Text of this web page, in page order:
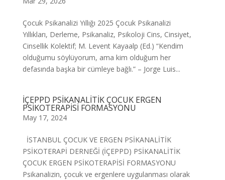
Çocuk Psikanalizi Yıllığı 2025 Çocuk Psikanalizi
Yıllıkları, Derleme, Psikanaliz, Psikoloji Cins, Cinsiyet,
Cinsellik Kolektif; M. Levent Kayaalp (Ed.) “Kendim
olduğumu söylüyorum, ama kim olduğum her
defasında başka bir cümleye bağlı.” – Jorge Luis...
İÇEPPD PSİKANALİTİK ÇOCUK ERGEN
PSİKOTERAPİSİ FORMASYONU
May 17, 2024
İSTANBUL ÇOCUK VE ERGEN PSİKANALİTİK
PSİKOTERAPİ DERNEĞİ (İÇEPPD) PSİKANALİTİK
ÇOCUK ERGEN PSİKOTERAPİSİ FORMASYONU
Psikanalizin, çocuk ve ergenlere uygulanması olarak